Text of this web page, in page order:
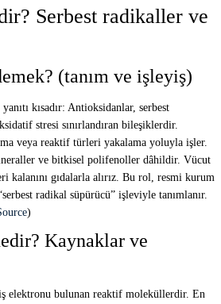
Serbest radikaller ve
(tanım ve işleyiş)
kısadır: Antioksidanlar, serbest
stresi sınırlandıran bileşiklerdir.
veya reaktif türleri yakalama yoluyla işler.
ve bitkisel polifenoller dâhildir. Vücut
kalanını gıdalarla alırız. Bu rol, resmi kurum
radikal süpürücü” işleviyle tanımlanır.
)
Kaynaklar ve
elektronu bulunan reaktif moleküllerdir. En